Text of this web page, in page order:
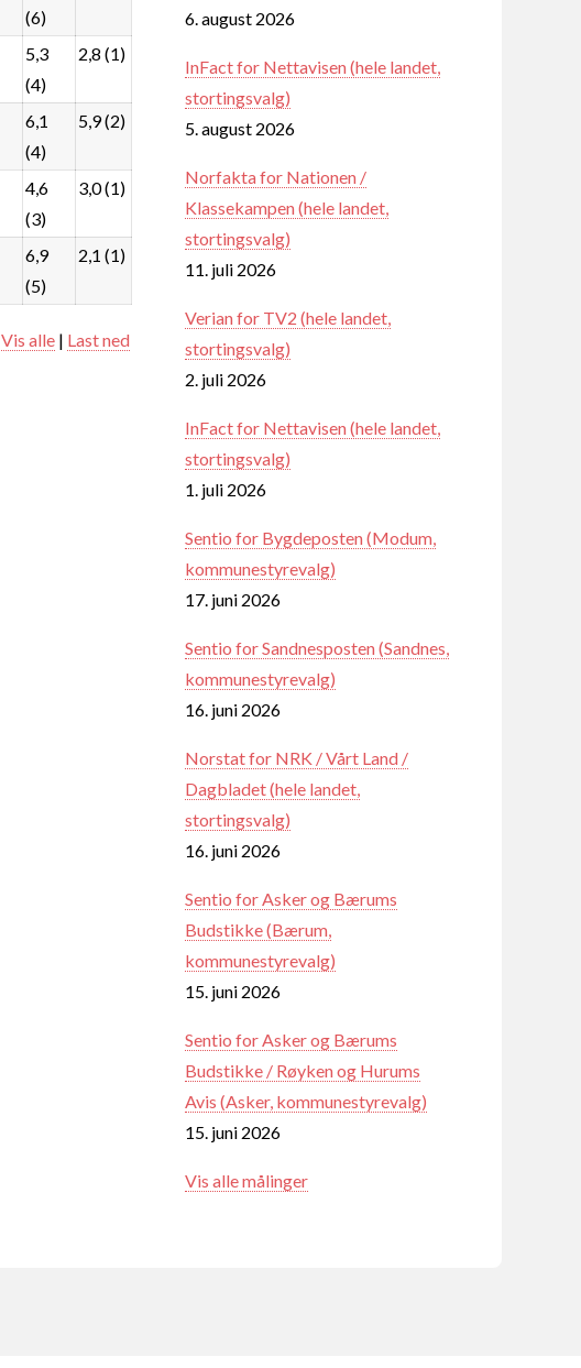
(6)
5,3
(4)
2,8 (1)
6,1
(4)
5,9 (2)
4,6
(3)
3,0 (1)
6,9
(5)
2,1 (1)
Vis alle| Last ned
6. august 2026
InFact for Nettavisen (hele landet,
stortingsvalg)
5. august 2026
Norfakta for Nationen /
Klassekampen (hele landet,
stortingsvalg)
11. juli 2026
Verian for TV2 (hele landet,
stortingsvalg)
2. juli 2026
InFact for Nettavisen (hele landet,
stortingsvalg)
1. juli 2026
Sentio for Bygdeposten (Modum,
kommunestyrevalg)
17. juni 2026
Sentio for Sandnesposten (Sandnes,
kommunestyrevalg)
16. juni 2026
Norstat for NRK / Vårt Land /
Dagbladet (hele landet,
stortingsvalg)
16. juni 2026
Sentio for Asker og Bærums
Budstikke (Bærum,
kommunestyrevalg)
15. juni 2026
Sentio for Asker og Bærums
Budstikke / Røyken og Hurums
Avis (Asker, kommunestyrevalg)
15. juni 2026
Vis alle målinger